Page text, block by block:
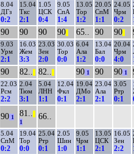
8.04
ДГз
0:2
15.04
Ткс
2:1
1.05
ЦСК
0:4
9.05
СпА
1:4
13.05
Тор
1:2
20.05
СпМ
1:1
24.05
Чрм
0:2
90 90 90 90 65.. 90 90
9.03
Урм
2:1
16.03
Жем
3:3
23.03
Зен
2:0
30.03
Тор
0:0
6.04
Ала
1:2
13.04
Бал
0:0
20.04
Чрм
4:0
90 82.. 82.. 90 1 90 90 1
22.03
Рсм
2:2
2.04
Тюм
3:1
5.04
ЛНН
1:1
12.04
Фкл
0:1
19.04
ДМо
2:1
23.04
Ала
2:1
3.05
Ртр
0:1
90 1 81..
1
66..
5.04
СпМ
0:2
19.04
Тор
0:0
25.04
Ртр
0:1
2.05
Шин
1:0
9.05
Чрм
1:1
13.05
ЦСК
2:1
16.05
Зен
2:2